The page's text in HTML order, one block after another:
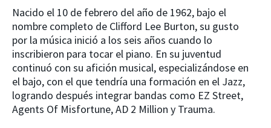
Nacido el 10 de febrero del año de 1962, bajo el
nombre completo de Clifford Lee Burton, su gusto
por la música inició a los seis años cuando lo
inscribieron para tocar el piano. En su juventud
continuó con su afición musical, especializándose en
el bajo, con el que tendría una formación en el Jazz,
logrando después integrar bandas como EZ Street,
Agents Of Misfortune, AD 2 Million y Trauma.